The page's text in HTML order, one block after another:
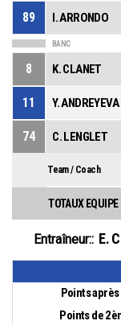
89 I. ARRONDO
BANC
8 K. CLANET
11 Y. ANDREYEVA
74 C. LENGLET
Team / Coach
TOTAUX EQUIPE
Entraîneur:: E.